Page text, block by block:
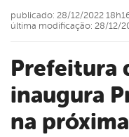
Prefeitura de Belo Jardim
inaugura
na
publicado: 28/12/2022
última modificação: 28/12/